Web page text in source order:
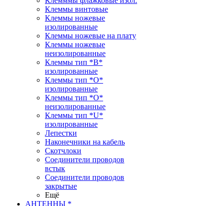
Клеммы винтовые
Клеммы ножевые
изолированные
Клеммы ножевые на плату
Клеммы ножевые
неизолированные
Клеммы тип *B*
изолированные
Клеммы тип *O*
изолированные
Клеммы тип *O*
неизолированные
Клеммы тип *U*
изолированные
Лепестки
Наконечники на кабель
Скотчлоки
Соединители проводов
встык
Соединители проводов
закрытые
Ещё
АНТЕННЫ *